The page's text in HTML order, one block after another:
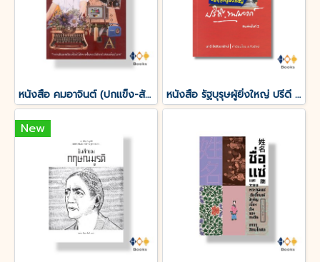
หนังสือ คมอาจินต์ (ปกแข็ง-สันโค้ง) หนังสือ รัฐบุรุษผู้ยิ่งใหญ่ ปรีดี พนมยงค์
New